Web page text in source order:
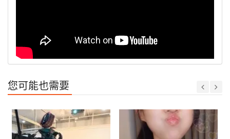
您可能也需要